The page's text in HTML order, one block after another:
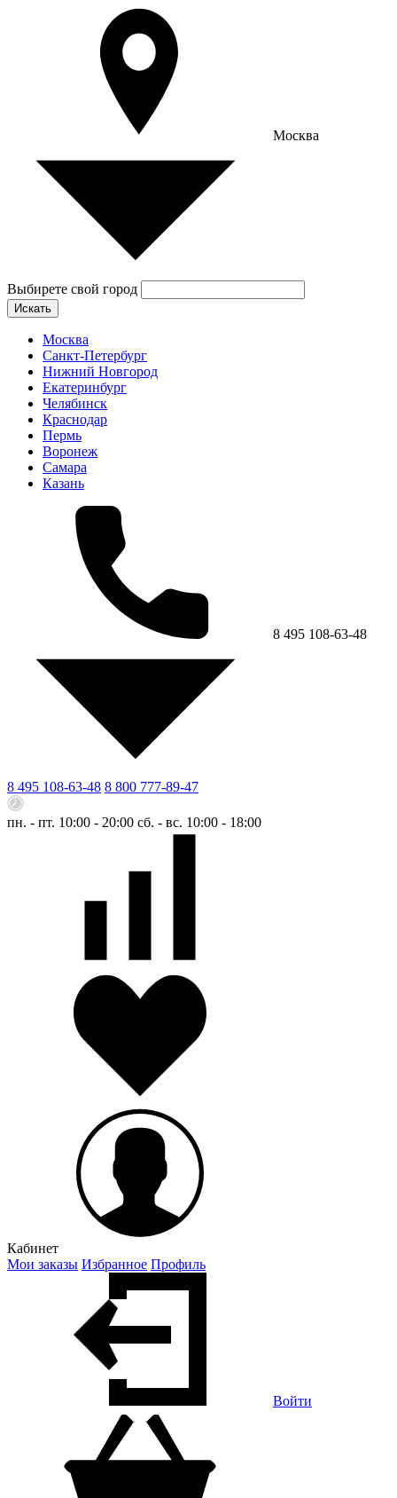
Москва
Выбирете свой город
Искать
Москва
Санкт-Петербург
Нижний Новгород
Екатеринбург
Челябинск
Краснодар
Пермь
Воронеж
Самара
Казань
8 495 108-63-48
8 495 108-63-48 8 800 777-89-47
пн. - пт. 10:00 - 20:00 сб. - вс. 10:00 - 18:00
Кабинет
Мои заказы Избранное Профиль
Войти